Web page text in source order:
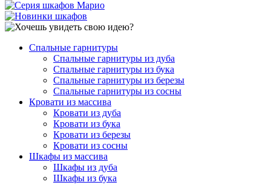
Спальные гарнитуры
Спальные гарнитуры из дуба
Спальные гарнитуры из бука
Спальные гарнитуры из березы
Спальные гарнитуры из сосны
Кровати из массива
Кровати из дуба
Кровати из бука
Кровати из березы
Кровати из сосны
Шкафы из массива
Шкафы из дуба
Шкафы из бука